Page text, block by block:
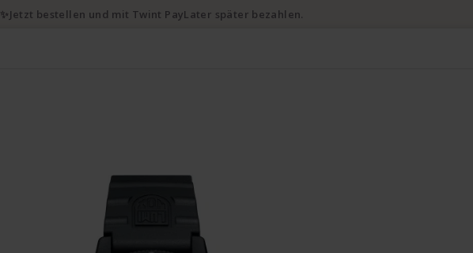
✨Jetzt bestellen und mit Twint PayLater später bezahlen.